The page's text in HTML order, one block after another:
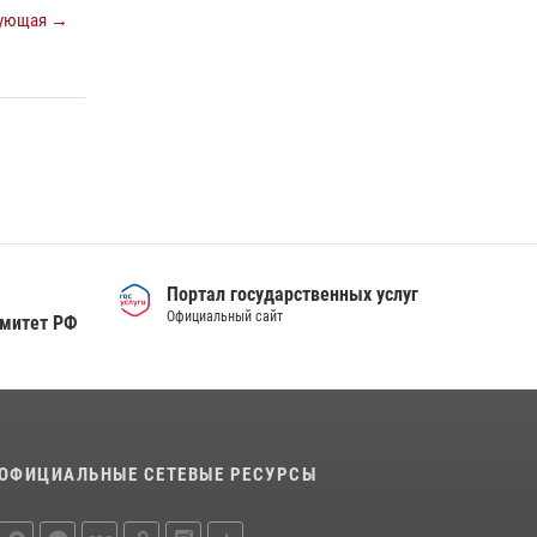
→
РФ
Портал государственных услуг
Официальный сайт
СЕТЕВЫЕ РЕСУРСЫ